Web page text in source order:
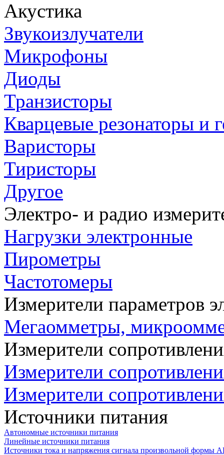
Акустика
Звукоизлучатели
Микрофоны
Диоды
Транзисторы
Кварцевые резонаторы и
Варисторы
Тиристоры
Другое
Электро- и радио
Нагрузки электронные
Пирометры
Частотомеры
Измерители параметров
Мегаомметры,
Измерители
Измерители
Измерители
Источники питания
Автономные источники питания
Линейные источники питания
Источники тока и напряжения сигнала произвольной формы